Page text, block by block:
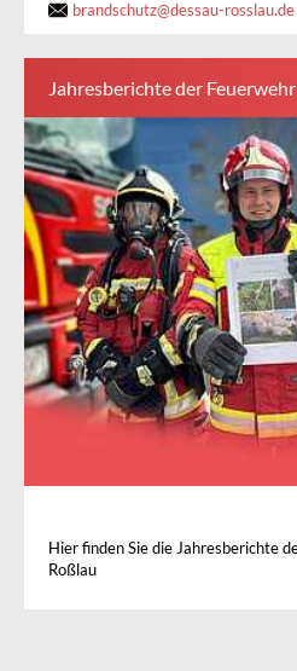
brandschutz@dessau-rosslau.de
Jahresberichte der Feuerwehr
Hier finden Sie die Jahresberichte
Roßlau